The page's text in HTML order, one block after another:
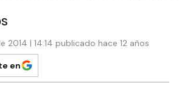
2014 | 14:14 publicado hace 12 años
en